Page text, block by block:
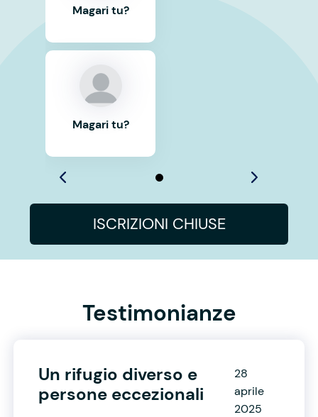
Magari tu?
Magari tu?
ISCRIZIONI CHIUSE
Testimonianze
Un rifugio diverso e
persone eccezionali
28
aprile
2025